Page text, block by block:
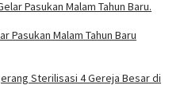
Pasukan Malam Tahun Baru
Sterilisasi 4 Gereja Besar di